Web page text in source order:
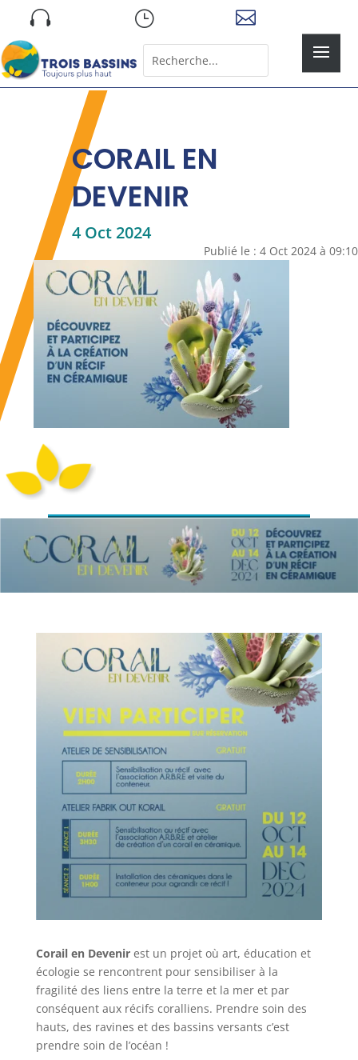
 } 
for...
CORAIL EN
DEVENIR
4 Oct 2024
Publié le : 4 Oct 2024 à 09:10
Corail en Devenirest un projet où art, éducation et
écologie se rencontrent pour sensibiliser à la
fragilité des liens entre la terre et la mer et par
conséquent aux récifs coralliens. Prendre soin des
hauts, des ravines et des bassins versants c’est
prendre soin de l’océan !